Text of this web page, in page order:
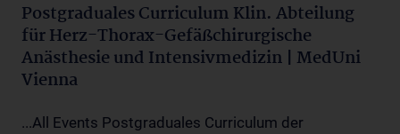
Postgraduales Curriculum Klin. Abteilung
für Herz-Thorax-Gefäßchirurgische
Anästhesie und Intensivmedizin | MedUni
Vienna
...All Events Postgraduales Curriculum der